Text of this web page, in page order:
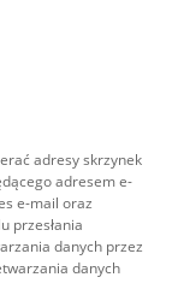
adresy skrzynek
adresem e-
e-mail oraz
przesłania
danych przez
danych